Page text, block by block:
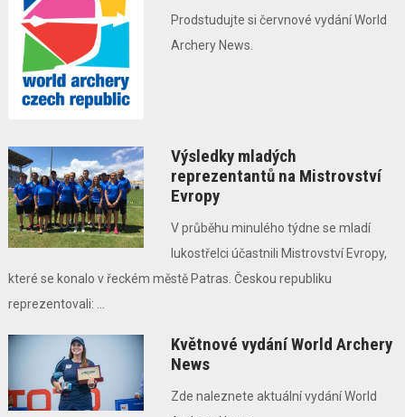
Prodstudujte si červnové vydání World
Archery News.
Výsledky mladých
reprezentantů na Mistrovství
Evropy
V průběhu minulého týdne se mladí
lukostřelci účastnili Mistrovství Evropy,
které se konalo v řeckém městě Patras. Českou republiku
reprezentovali: ...
Květnové vydání World Archery
News
Zde naleznete aktuální vydání World